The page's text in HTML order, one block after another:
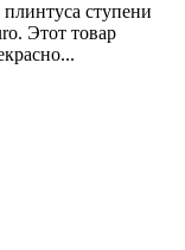
ступени
Этот товар